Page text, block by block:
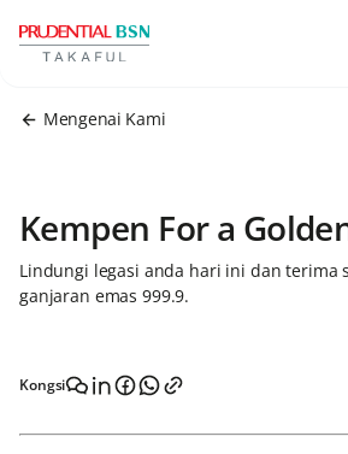
Mengenai Kami
Kempen For a
Lindungi legasi anda hari ini dan terima
ganjaran emas 999.9.
Kongsi